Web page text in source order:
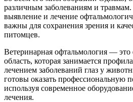
различным заболеваниям и
выявление и лечение
важны для сохранения зрения и
питомцев.
Ветеринарная офтальмология — это
область, которая занимается
лечением заболеваний глаз у
готовы оказать
используя современное
лечения.